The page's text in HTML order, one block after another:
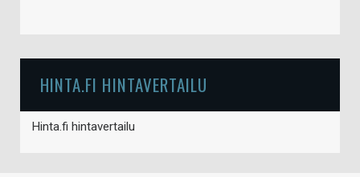
HINTA.FI HINTAVERTAILU
Hinta.fi hintavertailu